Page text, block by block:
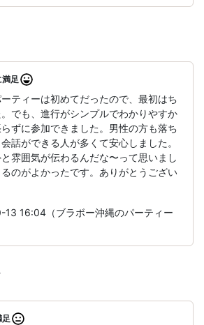
満足
ティーは初めてだったので、最初はち
でも、進行がシンプルでわかりやすか
ずに参加できました。男性の方も落ち
話ができる人が多くて安心しました。
雰囲気が伝わるんだな〜って思いまし
のがよかったです。ありがとうござい
16:04（ブラボー沖縄のパーティー
足